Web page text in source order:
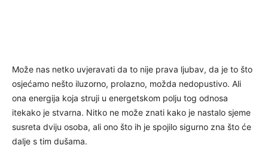
Može nas netko uvjeravati da to nije prava ljubav, da je to što
osjećamo nešto iluzorno, prolazno, možda nedopustivo. Ali
ona energija koja struji u energetskom polju tog odnosa
itekako je stvarna. Nitko ne može znati kako je nastalo sjeme
susreta dviju osoba, ali ono što ih je spojilo sigurno zna što će
dalje s tim dušama.